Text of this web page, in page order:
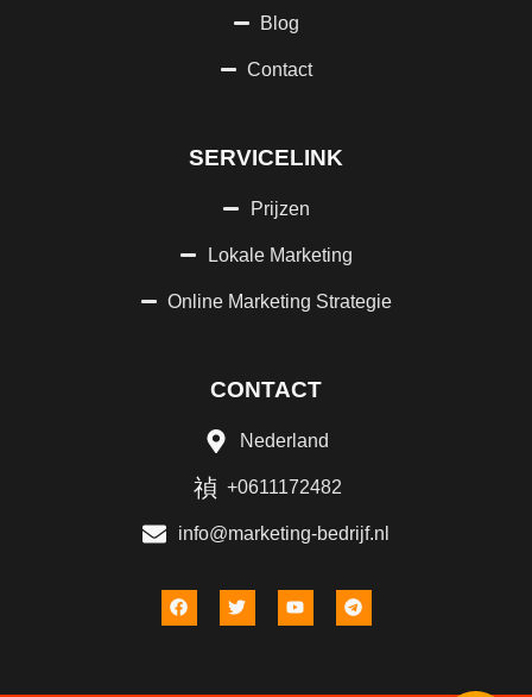
Blog
Contact
SERVICELINK
Prijzen
Lokale Marketing
Online Marketing Strategie
CONTACT
Nederland
+0611172482
info@marketing-bedrijf.nl